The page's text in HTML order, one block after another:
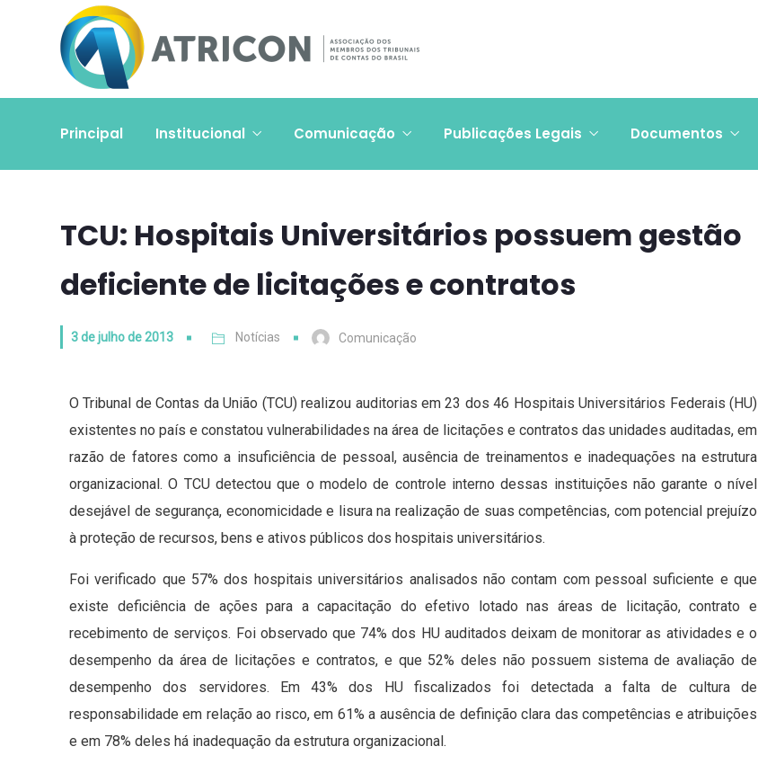
Principal Institucional Comunicação Publicações Legais Documentos
TCU: Hospitais Universitários possuem gestão
deficiente de licitações e contratos
3 de julho de 2013 Notícias Comunicação
O Tribunal de Contas da União (TCU) realizou auditorias em 23 dos 46 Hospitais Universitários Federais (HU)
existentes no país e constatou vulnerabilidades na área de licitações e contratos das unidades auditadas, em
razão de fatores como a insuficiência de pessoal, ausência de treinamentos e inadequações na estrutura
organizacional. O TCU detectou que o modelo de controle interno dessas instituições não garante o nível
desejável de segurança, economicidade e lisura na realização de suas competências, com potencial prejuízo
à proteção de recursos, bens e ativos públicos dos hospitais universitários.
Foi verificado que 57% dos hospitais universitários analisados não contam com pessoal suficiente e que
existe deficiência de ações para a capacitação do efetivo lotado nas áreas de licitação, contrato e
recebimento de serviços. Foi observado que 74% dos HU auditados deixam de monitorar as atividades e o
desempenho da área de licitações e contratos, e que 52% deles não possuem sistema de avaliação de
desempenho dos servidores. Em 43% dos HU fiscalizados foi detectada a falta de cultura de
responsabilidade em relação ao risco, em 61% a ausência de definição clara das competências e atribuições
e em 78% deles há inadequação da estrutura organizacional.